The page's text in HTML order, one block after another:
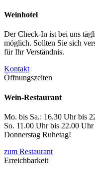
Weinhotel
Der Check-In ist bei uns
möglich. Sollten Sie sich
für Ihr Verständnis.
Kontakt
Öffnungszeiten
Wein-Restaurant
Mo. bis Sa.: 16.30 Uhr bis
So. 11.00 Uhr bis 22.00 Uhr
Donnerstag Ruhetag!
zum Restaurant
Erreichbarkeit